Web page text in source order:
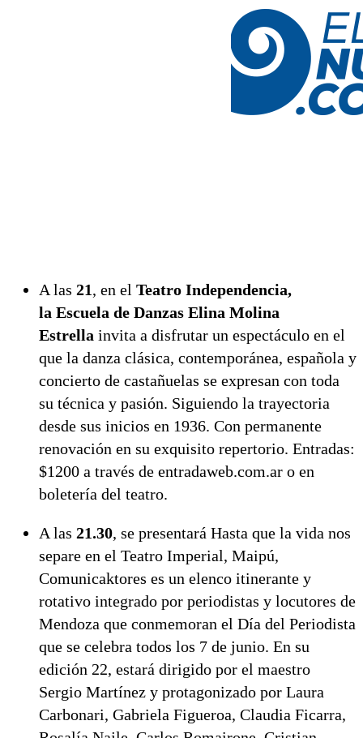
A las 21, en el Teatro Independencia,
la Escuela de Danzas Elina Molina
Estrella invita a disfrutar un espectáculo en el
que la danza clásica, contemporánea, española y
concierto de castañuelas se expresan con toda
su técnica y pasión. Siguiendo la trayectoria
desde sus inicios en 1936. Con permanente
renovación en su exquisito repertorio. Entradas:
$1200 a través de entradaweb.com.ar o en
boletería del teatro.
A las 21.30, se presentará Hasta que la vida nos
separe en el Teatro Imperial, Maipú,
Comunicaktores es un elenco itinerante y
rotativo integrado por periodistas y locutores de
Mendoza que conmemoran el Día del Periodista
que se celebra todos los 7 de junio. En su
edición 22, estará dirigido por el maestro
Sergio Martínez y protagonizado por Laura
Carbonari, Gabriela Figueroa, Claudia Ficarra,